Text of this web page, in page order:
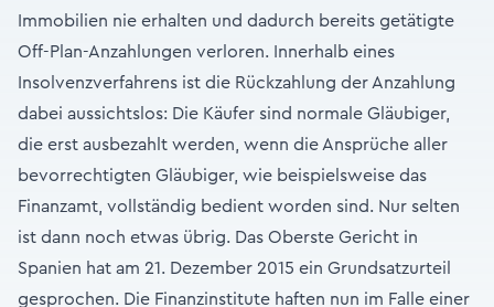
Immobilien nie erhalten und dadurch bereits getätigte
Off-Plan-Anzahlungen verloren. Innerhalb eines
Insolvenzverfahrens ist die Rückzahlung der Anzahlung
dabei aussichtslos: Die Käufer sind normale Gläubiger,
die erst ausbezahlt werden, wenn die Ansprüche aller
bevorrechtigten Gläubiger, wie beispielsweise das
Finanzamt, vollständig bedient worden sind. Nur selten
ist dann noch etwas übrig. Das Oberste Gericht in
Spanien hat am 21. Dezember 2015 ein Grundsatzurteil
gesprochen. Die Finanzinstitute haften nun im Falle einer